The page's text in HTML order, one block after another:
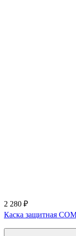
2 280 ₽
Каска защитная